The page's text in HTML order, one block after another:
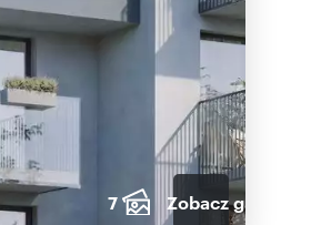
7 Zobacz galerię